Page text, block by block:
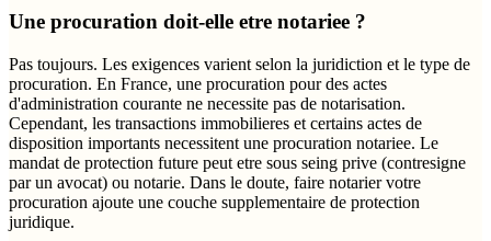
Une procuration doit-elle etre notariee ?
Pas toujours. Les exigences varient selon la juridiction et le type de
procuration. En France, une procuration pour des actes
d'administration courante ne necessite pas de notarisation.
Cependant, les transactions immobilieres et certains actes de
disposition importants necessitent une procuration notariee. Le
mandat de protection future peut etre sous seing prive (contresigne
par un avocat) ou notarie. Dans le doute, faire notarier votre
procuration ajoute une couche supplementaire de protection
juridique.